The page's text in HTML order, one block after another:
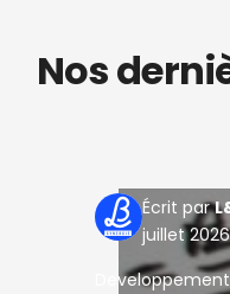
Nos
juillet 2026